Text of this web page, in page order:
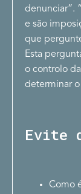
denunciar”.
e são
que
Esta
o controlo
determinar
Evite
Como